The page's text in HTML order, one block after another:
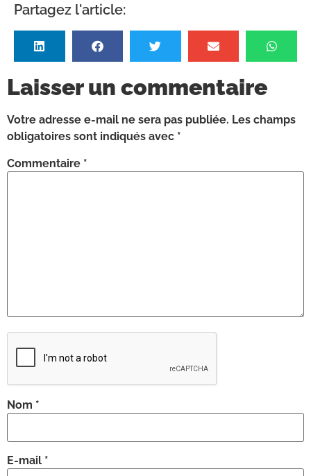
Partagez l'article:
Laisser un commentaire
Votre adresse e-mail ne sera pas publiée. Les champs
obligatoires sont indiqués avec *
Commentaire *
Nom *
E-mail *